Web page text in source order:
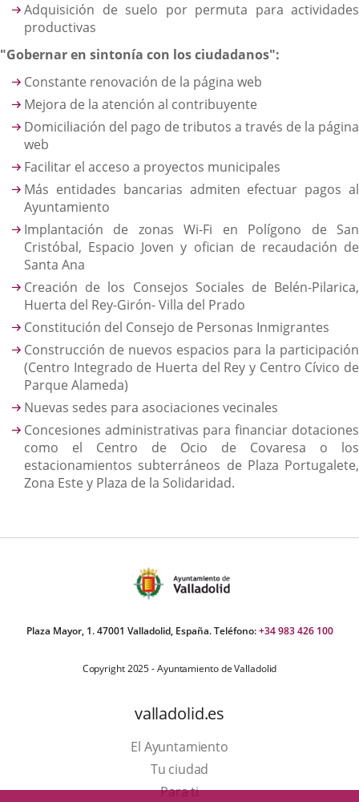
Adquisición de suelo por permuta para actividades
productivas
"Gobernar en sintonía con los ciudadanos":
Constante renovación de la página web
Mejora de la atención al contribuyente
Domiciliación del pago de tributos a través de la página
web
Facilitar el acceso a proyectos municipales
Más entidades bancarias admiten efectuar pagos al
Ayuntamiento
Implantación de zonas Wi-Fi en Polígono de San
Cristóbal, Espacio Joven y ofician de recaudación de
Santa Ana
Creación de los Consejos Sociales de Belén-Pilarica,
Huerta del Rey-Girón- Villa del Prado
Constitución del Consejo de Personas Inmigrantes
Construcción de nuevos espacios para la participación
(Centro Integrado de Huerta del Rey y Centro Cívico de
Parque Alameda)
Nuevas sedes para asociaciones vecinales
Concesiones administrativas para financiar dotaciones
como el Centro de Ocio de Covaresa o los
estacionamientos subterráneos de Plaza Portugalete,
Zona Este y Plaza de la Solidaridad.
Plaza Mayor, 1. 47001 Valladolid, España. Teléfono:+34 983 426 100
Copyright 2025 - Ayuntamiento de Valladolid
valladolid.es
El Ayuntamiento
Tu ciudad
Para ti